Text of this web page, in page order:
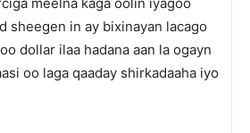
sheegen in ay bixinayan lacago
dollar ilaa hadana aan la ogayn
oo laga qaaday shirkadaaha iyo